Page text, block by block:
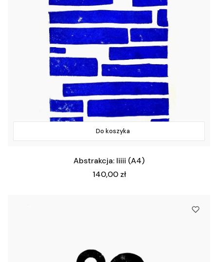
Do koszyka
Abstrakcja: Iiiii (A4)
Cena
140,00 zł